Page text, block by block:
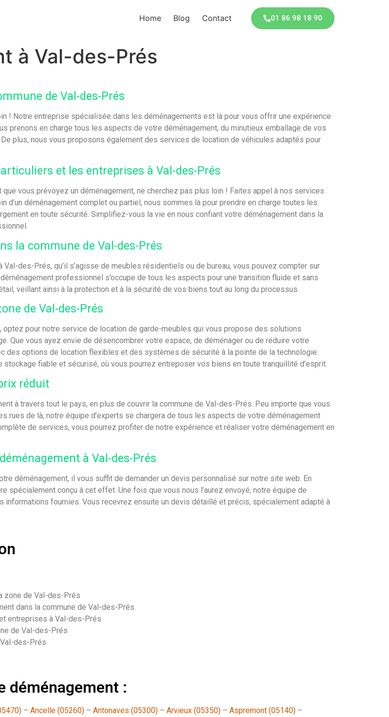
Home Blog Contact 01 86 98 18 90
à Val-des-Prés
de Val-des-Prés
! Notre entreprise spécialisée dans les déménagements est là pour vous offrir une expérience
prenons en charge tous les aspects de votre déménagement, du minutieux emballage de vos
plus, nous vous proposons également des services de location de véhicules adaptés pour
et les entreprises à Val-des-Prés
vous prévoyez un déménagement, ne cherchez pas plus loin ! Faites appel à nos services
d’un déménagement complet ou partiel, nous sommes là pour prendre en charge toutes les
en toute sécurité. Simplifiez-vous la vie en nous confiant votre déménagement dans la
la commune de Val-des-Prés
des-Prés, qu’il s’agisse de meubles résidentiels ou de bureau, vous pouvez compter sur
professionnel s’occupe de tous les aspects pour une transition fluide et sans
veillant ainsi à la protection et à la sécurité de vos biens tout au long du processus.
de Val-des-Prés
optez pour notre service de location de garde-meubles qui vous propose des solutions
Que vous ayez envie de désencombrer votre espace, de déménager ou de réduire votre
des options de location flexibles et des systèmes de sécurité à la pointe de la technologie.
fiable et sécurisé, où vous pourrez entreposer vos biens en toute tranquillité d’esprit.
réduit
à travers tout le pays, en plus de couvrir la commune de Val-des-Prés. Peu importe que vous
rues de là, notre équipe d’experts se chargera de tous les aspects de votre déménagement
de services, vous pourrez profiter de notre expérience et réaliser votre déménagement en
à Val-des-Prés
déménagement, il vous suffit de demander un devis personnalisé sur notre site web. En
spécialement conçu à cet effet. Une fois que vous nous l’aurez envoyé, notre équipe de
fournies. Vous recevrez ensuite un devis détaillé et précis, spécialement adapté à
zone de Val-des-Prés
dans la commune de Val-des-Prés
entreprises à Val-des-Prés
de Val-des-Prés
des-Prés
déménagement :
– Ancelle (05260) – Antonaves (05300) – Arvieux (05350) – Aspremont (05140) –